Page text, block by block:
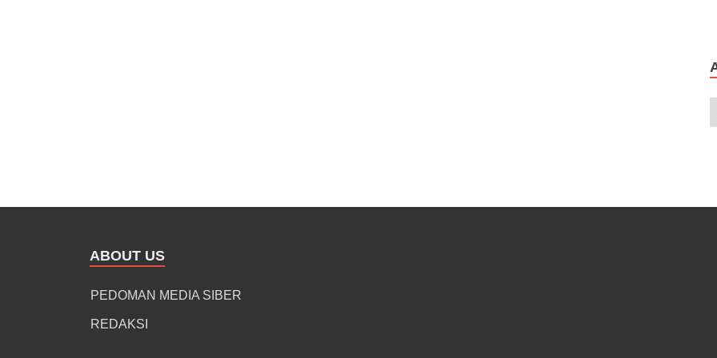
ABOUT US
PEDOMAN MEDIA SIBER
REDAKSI